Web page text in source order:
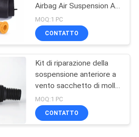
Airbag Air Suspension Air
Spring per Range Rover
L322 2002-2012 OE
RNB000740 RNB000750
MOQ:1 PC
CONTATTO
Kit di riparazione della
sospensione anteriore a
vento sacchetto di molla
per Land Rover Range
Vogue L405 LR056926
LR056924 LR060399
MOQ:1 PC
CONTATTO